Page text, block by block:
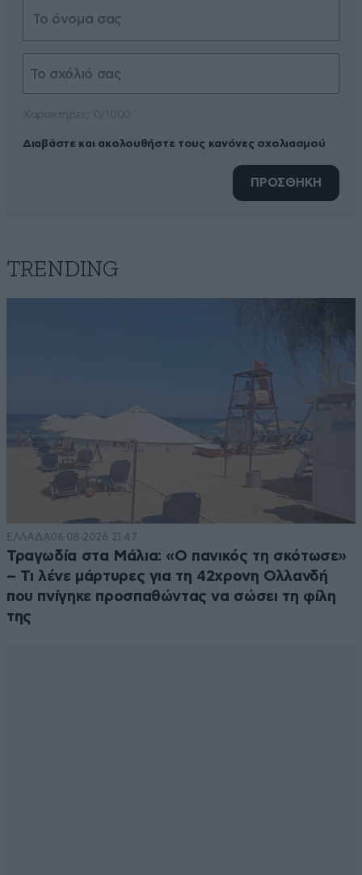
Διαβάστε και ακολουθήστε τους κανόνες σχολιασμού
ΠΡΟΣΘΗΚΗ
TRENDING
ΕΛΛΑΔΑ06·08·2026 21:47
Τραγωδία στα Μάλια: «Ο πανικός τη σκότωσε»
– Τι λένε μάρτυρες για τη 42χρονη Ολλανδή
που πνίγηκε προσπαθώντας να σώσει τη φίλη
της